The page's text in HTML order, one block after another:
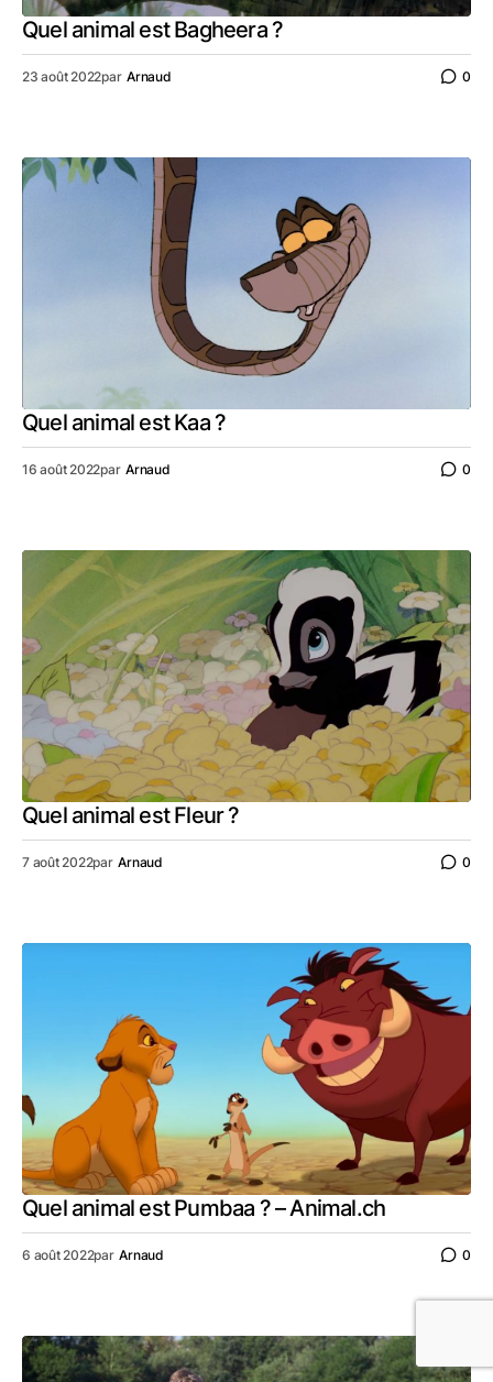
Quel animal est Bagheera ?
23 août 2022par Arnaud 0
Quel animal est Kaa ?
16 août 2022par Arnaud 0
Quel animal est Fleur ?
7 août 2022par Arnaud 0
Quel animal est Pumbaa ? – Animal.ch
6 août 2022par Arnaud 0